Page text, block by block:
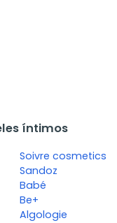
íntimos
Soivre cosmetics
Sandoz
Babé
Be+
Algologie